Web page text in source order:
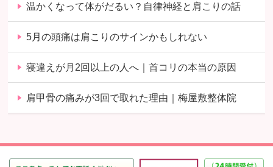
温かくなって体がだるい？自律神経と肩こりの話
5月の頭痛は肩こりのサインかもしれない
寝違えが月2回以上の人へ｜首コリの本当の原因
肩甲骨の痛みが3回で取れた理由｜梅屋敷整体院